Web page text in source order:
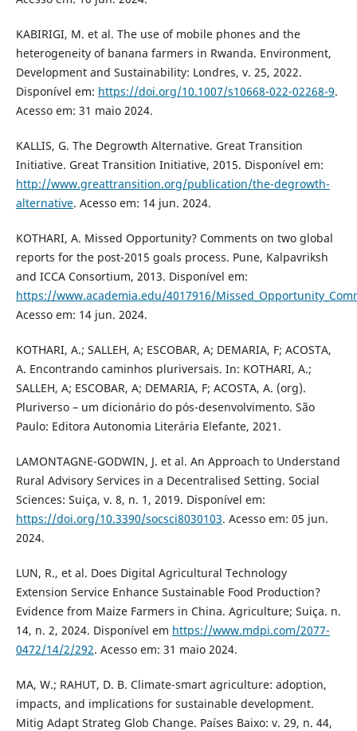
KABIRIGI, M. et al. The use of mobile phones and the
heterogeneity of banana farmers in Rwanda. Environment,
Development and Sustainability: Londres, v. 25, 2022.
Disponível em: https://doi.org/10.1007/s10668-022-02268-9.
Acesso em: 31 maio 2024.
KALLIS, G. The Degrowth Alternative. Great Transition
Initiative. Great Transition Initiative, 2015. Disponível em:
http://www.greattransition.org/publication/the-degrowth-
alternative. Acesso em: 14 jun. 2024.
KOTHARI, A. Missed Opportunity? Comments on two global
reports for the post-2015 goals process. Pune, Kalpavriksh
and ICCA Consortium, 2013. Disponível em:
https://www.academia.edu/4017916/
Acesso em: 14 jun. 2024.
KOTHARI, A.; SALLEH, A; ESCOBAR, A; DEMARIA, F; ACOSTA,
A. Encontrando caminhos pluriversais. In: KOTHARI, A.;
SALLEH, A; ESCOBAR, A; DEMARIA, F; ACOSTA, A. (org).
Pluriverso – um dicionário do pós-desenvolvimento. São
Paulo: Editora Autonomia Literária Elefante, 2021.
LAMONTAGNE-GODWIN, J. et al. An Approach to Understand
Rural Advisory Services in a Decentralised Setting. Social
Sciences: Suiça, v. 8, n. 1, 2019. Disponível em:
https://doi.org/10.3390/socsci8030103. Acesso em: 05 jun.
2024.
LUN, R., et al. Does Digital Agricultural Technology
Extension Service Enhance Sustainable Food Production?
Evidence from Maize Farmers in China. Agriculture; Suiça. n.
14, n. 2, 2024. Disponível em https://www.mdpi.com/2077-
0472/14/2/292. Acesso em: 31 maio 2024.
MA, W.; RAHUT, D. B. Climate-smart agriculture: adoption,
impacts, and implications for sustainable development.
Mitig Adapt Strateg Glob Change. Países Baixo: v. 29, n. 44,